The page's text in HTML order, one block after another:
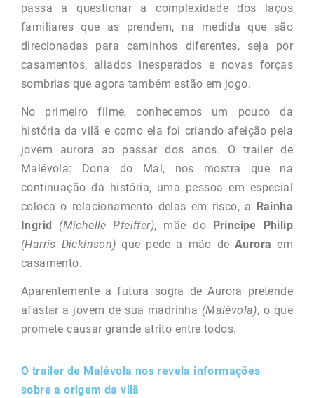
passa a questionar a complexidade dos laços
familiares que as prendem, na medida que são
direcionadas para caminhos diferentes, seja por
casamentos, aliados inesperados e novas forças
sombrias que agora também estão em jogo.
No primeiro filme, conhecemos um pouco da
história da vilã e como ela foi criando afeição pela
jovem aurora ao passar dos anos. O trailer de
Malévola: Dona do Mal, nos mostra que na
continuação da história, uma pessoa em especial
coloca o relacionamento delas em risco, a Rainha
Ingrid
(Michelle Pfeiffer), mãe do Príncipe
Philip
(Harris Dickinson) que pede a mão deAurora em
casamento.
Aparentemente a futura sogra de Aurora pretende
afastar a jovem de sua madrinha (Malévola), o que
promete causar grande atrito entre todos.
O trailer de Malévola nos revela informações
sobre a origem da vilã